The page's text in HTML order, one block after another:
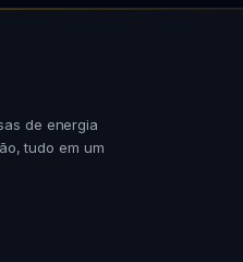
de energia
tudo em um